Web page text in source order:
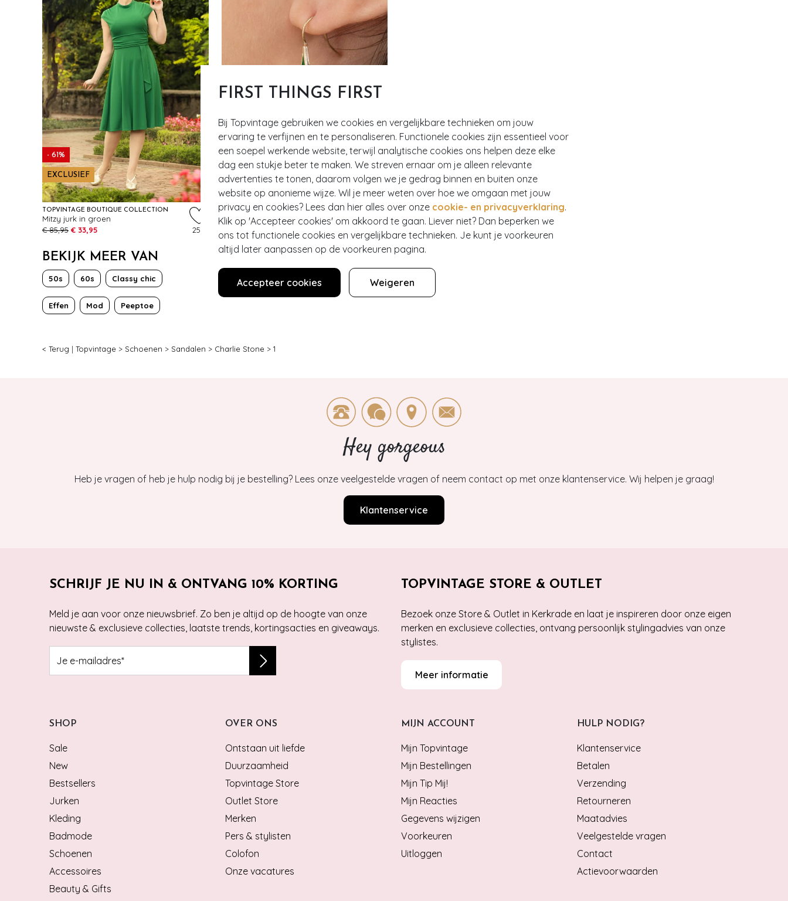
FIRST THINGS FIRST
Bij Topvintage gebruiken we cookies en vergelijkbare technieken om jouw
ervaring te verfijnen en te personaliseren. Functionele cookies zijn essentieel voor
een soepel werkende website, terwijl analytische cookies ons helpen deze elke
dag een stukje beter te maken. We streven ernaar om je alleen relevante
advertenties te tonen, daarom volgen we je gedrag binnen en buiten onze
website op anonieme wijze. Wil je meer weten over hoe we omgaan met jouw
privacy en cookies? Lees dan hier alles over onze cookie- en privacyverklaring.
Klik op 'Accepteer cookies' om akkoord te gaan. Liever niet? Dan beperken we
ons tot functionele cookies en vergelijkbare technieken. Je kunt je voorkeuren
altijd later aanpassen op de voorkeuren pagina.
Accepteer cookies Weigeren
- 61%
EXCLUSIEF
TOPVINTAGE BOUTIQUE COLLECTION
Mitzy jurk in groen
€ 85,95 € 33,95 259
LOVELY
Art Deco Palm Leaf oorbellen in groen
518
BEKIJK MEER VAN
50s 60s Classy chic
Effen Mod Peeptoe
< Terug | Topvintage > Schoenen > Sandalen > Charlie Stone > 1
Hey gorgeous
Heb je vragen of heb je hulp nodig bij je bestelling? Lees onze veelgestelde vragen of neem contact op met onze klantenservice. Wij helpen je graag!
Klantenservice
SCHRIJF JE NU IN & ONTVANG 10% KORTING
Meld je aan voor onze nieuwsbrief. Zo ben je altijd op de hoogte van onze
nieuwste & exclusieve collecties, laatste trends, kortingsacties en giveaways.
TOPVINTAGE STORE & OUTLET
Bezoek onze Store & Outlet in Kerkrade en laat je inspireren door onze eigen
merken en exclusieve collecties, ontvang persoonlijk stylingadvies van onze
stylistes.
Meer informatie
SHOP
Sale
New
Bestsellers
Jurken
Kleding
Badmode
Schoenen
Accessoires
Beauty & Gifts
OVER ONS
Ontstaan uit liefde
Duurzaamheid
Topvintage Store
Outlet Store
Merken
Pers & stylisten
Colofon
Onze vacatures
MIJN ACCOUNT
Mijn Topvintage
Mijn Bestellingen
Mijn Tip Mij!
Mijn Reacties
Gegevens wijzigen
Voorkeuren
Uitloggen
HULP NODIG?
Klantenservice
Betalen
Verzending
Retourneren
Maatadvies
Veelgestelde vragen
Contact
Actievoorwaarden